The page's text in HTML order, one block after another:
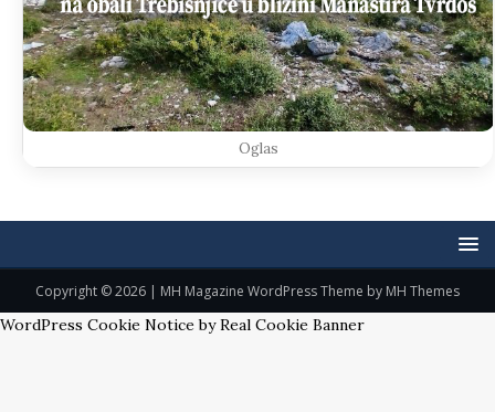
Oglas
Copyright © 2026 | MH Magazine WordPress Theme by MH Themes
WordPress Cookie Notice by Real Cookie Banner